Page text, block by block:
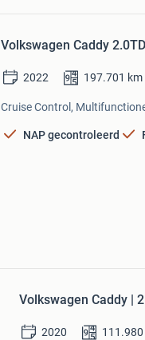
Volkswagen Caddy
2022 197.701 km
Cruise Control,
NAP gecontroleerd
Volkswagen Caddy |
2020 111.980